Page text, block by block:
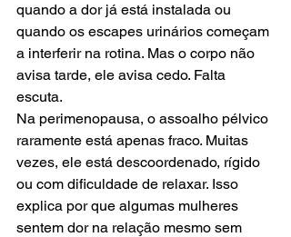
quando a dor já está instalada ou
quando os escapes urinários começam
a interferir na rotina. Mas o corpo não
avisa tarde, ele avisa cedo. Falta
escuta.
Na perimenopausa, o assoalho pélvico
raramente está apenas fraco. Muitas
vezes, ele está descoordenado, rígido
ou com dificuldade de relaxar. Isso
explica por que algumas mulheres
sentem dor na relação mesmo sem